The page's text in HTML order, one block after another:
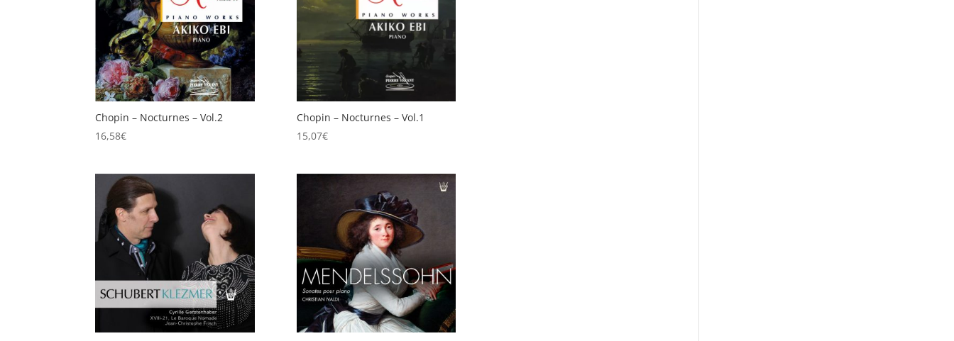
Chopin – Nocturnes – Vol.2
16,58€
Chopin – Nocturnes – Vol.1
15,07€